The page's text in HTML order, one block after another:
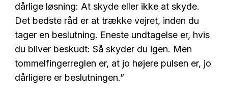
dårlige løsning: At skyde eller ikke at skyde.
Det bedste råd er at trække vejret, inden du
tager en beslutning. Eneste undtagelse er, hvis
du bliver beskudt: Så skyder du igen. Men
tommelfingerreglen er, at jo højere pulsen er, jo
dårligere er beslutningen.”